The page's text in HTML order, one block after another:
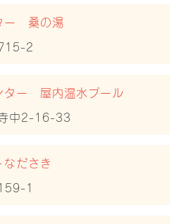
ー 桑の湯
2
ター 屋内温水プール
中2-16-33
ださき
1